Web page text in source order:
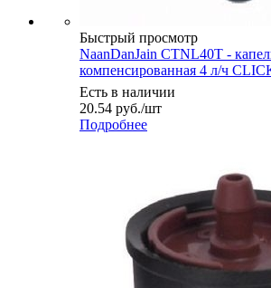
Быстрый просмотр
NaanDanJain CTNL40T -
компенсированная 4 л/ч
Есть в наличии
20.54 руб./шт
Подробнее